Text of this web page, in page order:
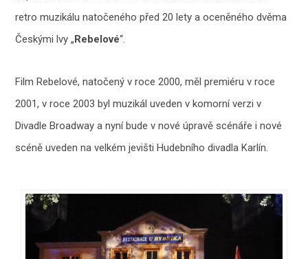
retro muzikálu natočeného před 20 lety a oceněného dvěma
Českými lvy „Rebelové“.
Film Rebelové, natočený v roce 2000, měl premiéru v roce
2001, v roce 2003 byl muzikál uveden v komorní verzi v
Divadle Broadway a nyní bude v nové úpravě scénáře i nové
scéně uveden na velkém jevišti Hudebního divadla Karlín.